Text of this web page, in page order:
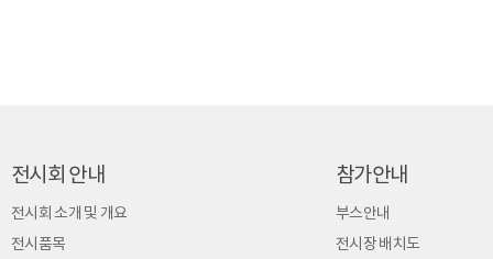
전시회 안내
전시회 소개 및 개요
전시품목
참가안내
부스안내
전시장 배치도